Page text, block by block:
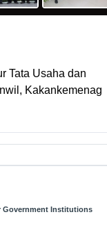
Tata Usaha dan
Kakankemenag
Government Institutions